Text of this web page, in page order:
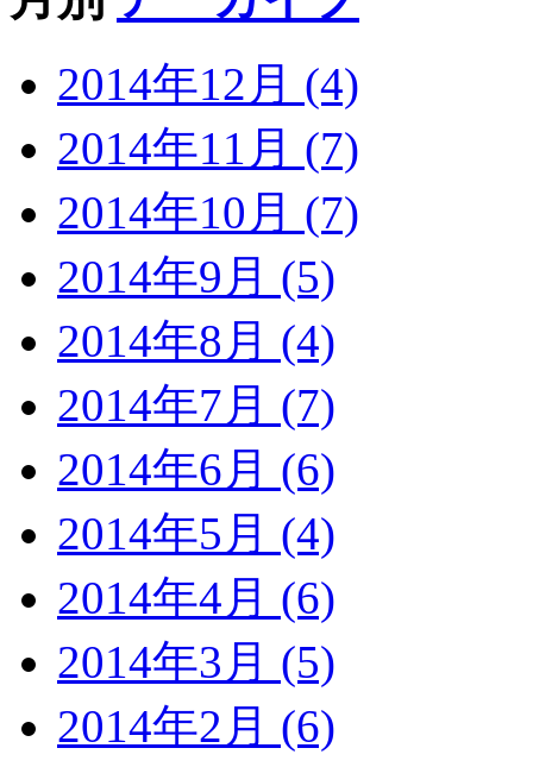
2014年12月 (4)
2014年11月 (7)
2014年10月 (7)
2014年9月 (5)
2014年8月 (4)
2014年7月 (7)
2014年6月 (6)
2014年5月 (4)
2014年4月 (6)
2014年3月 (5)
2014年2月 (6)